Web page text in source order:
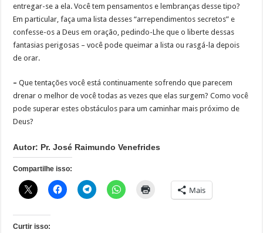
entregar-se a ela. Você tem pensamentos e lembranças desse tipo?
Em particular, faça uma lista desses “arrependimentos secretos” e
confesse-os a Deus em oração, pedindo-Lhe que o liberte dessas
fantasias perigosas – você pode queimar a lista ou rasgá-la depois
de orar.
– Que tentações você está continuamente sofrendo que parecem
drenar o melhor de você todas as vezes que elas surgem? Como você
pode superar estes obstáculos para um caminhar mais próximo de
Deus?
Autor: Pr. José Raimundo Venefrides
Compartilhe isso:
Mais
Curtir isso: